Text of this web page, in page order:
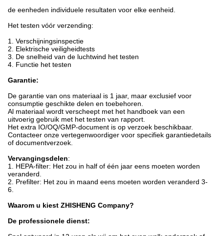
de eenheden individuele resultaten voor elke eenheid.
Het testen vóór verzending:
1. Verschijningsinspectie
2. Elektrische veiligheidtests
3. De snelheid van de luchtwind het testen
4. Functie het testen
Garantie:
De garantie van ons materiaal is 1 jaar, maar exclusief voor
consumptie geschikte delen en toebehoren.
Al materiaal wordt verscheept met het handboek van een
uitvoerig gebruik met het testen van rapport.
Het extra IO/OQ/GMP-document is op verzoek beschikbaar.
Contacteer onze vertegenwoordiger voor specifiek garantiedetails
of documentverzoek.
Vervangingsdelen:
1. HEPA-filter: Het zou in half of één jaar eens moeten worden
veranderd.
2. Prefilter: Het zou in maand eens moeten worden veranderd 3-
6.
Waarom u kiest ZHISHENG Company?
De professionele dienst: